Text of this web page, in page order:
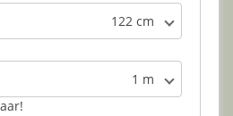
122 cm
1 m